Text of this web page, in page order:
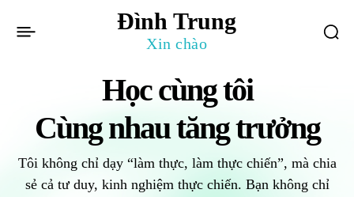
Đình Trung
Xin chào
Học cùng tôi
Cùng nhau tăng trưởng
Tôi không chỉ dạy “làm thực, làm thực chiến”, mà chia
sẻ cả tư duy, kinh nghiệm thực chiến. Bạn không chỉ